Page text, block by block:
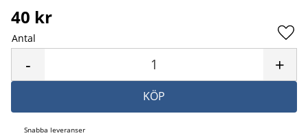
40 kr
Antal
+
-
KÖP
Snabba leveranser